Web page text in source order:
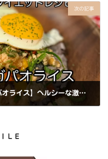
次の記事
10分で作るタイ料理【和風ガパオライス】ヘルシーな激うまアレンジレシピ！
ＬＥ